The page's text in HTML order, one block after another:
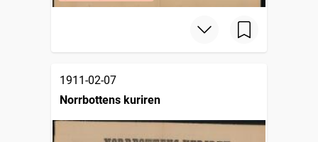
1911-02-07
Norrbottens kuriren